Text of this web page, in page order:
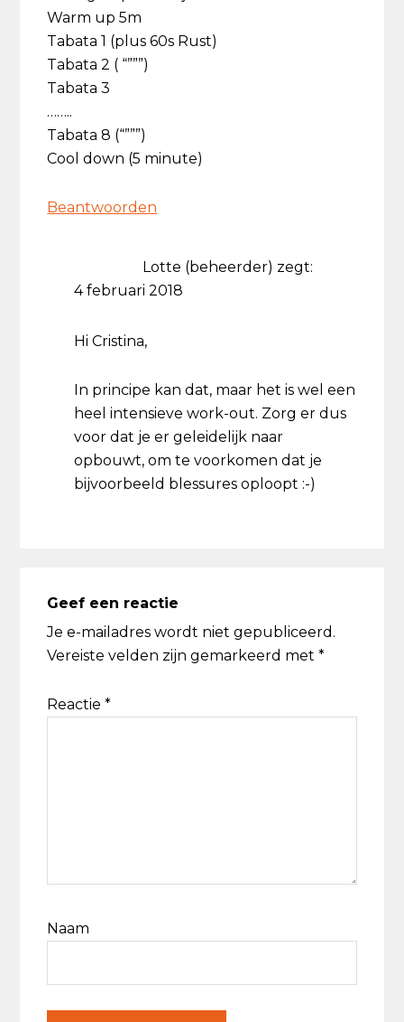
Warm up 5m
Tabata 1 (plus 60s Rust)
Tabata 2 ( “”””)
Tabata 3
……..
Tabata 8 (“”””)
Cool down (5 minute)
Beantwoorden
Lotte (beheerder) zegt:
4 februari 2018
Hi Cristina,
In principe kan dat, maar het is wel een
heel intensieve work-out. Zorg er dus
voor dat je er geleidelijk naar
opbouwt, om te voorkomen dat je
bijvoorbeeld blessures oploopt :-)
Geef een reactie
Je e-mailadres wordt niet gepubliceerd.
Vereiste velden zijn gemarkeerd met*
Reactie*
Naam